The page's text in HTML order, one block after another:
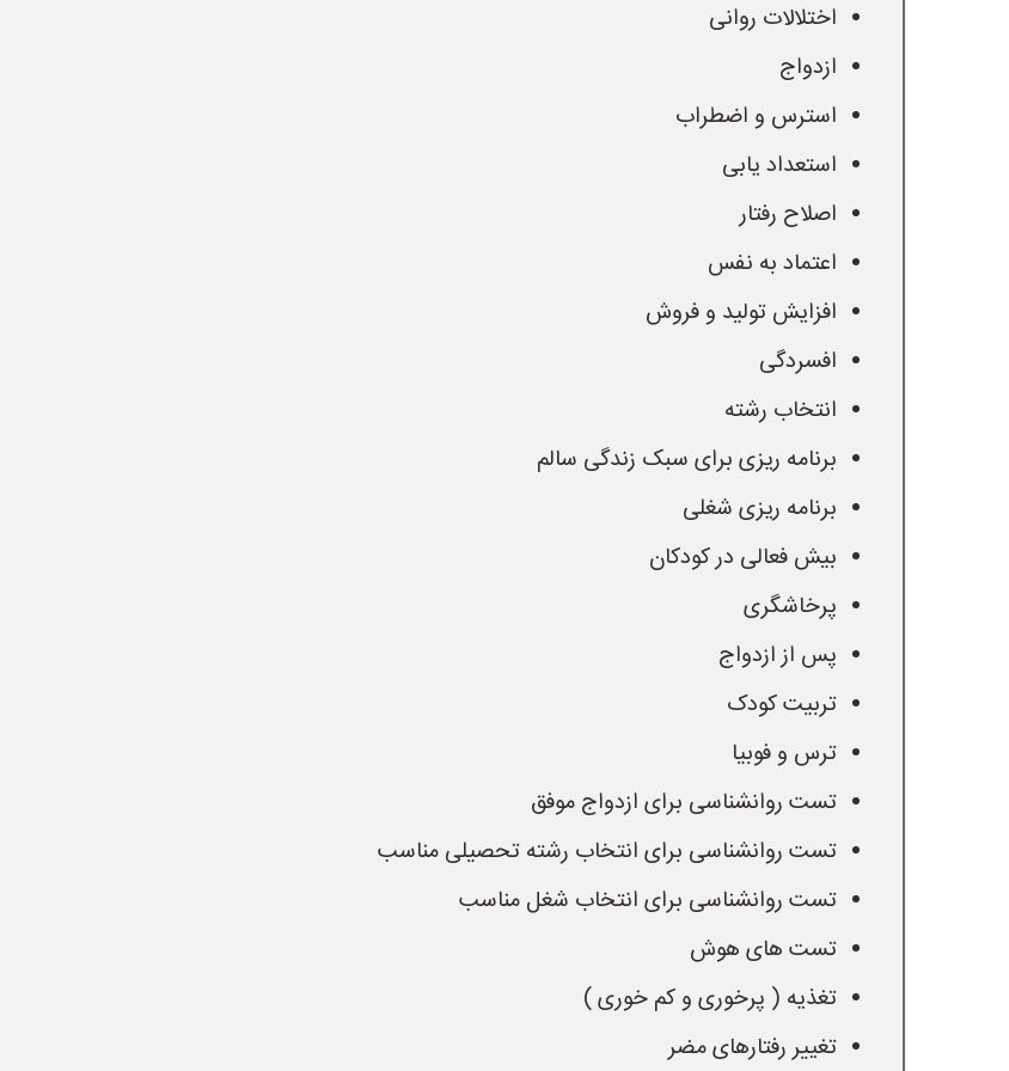
اختلالات روانی
ازدواج
استرس و اضطراب
استعداد یابی
اصلاح رفتار
اعتماد به نفس
افزایش تولید و فروش
افسردگی
انتخاب رشته
برنامه ریزی برای سبک زندگی سالم
برنامه ریزی شغلی
بیش فعالی در کودکان
پرخاشگری
پس از ازدواج
تربیت کودک
ترس و فوبیا
تست روانشناسی برای ازدواج موفق
تست روانشناسی برای انتخاب رشته تحصیلی مناسب
تست روانشناسی برای انتخاب شغل مناسب
تست های هوش
تغذیه ( پرخوری و کم خوری )
تغییر رفتارهای مضر